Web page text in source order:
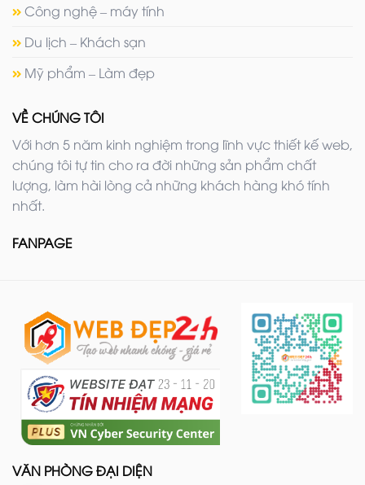
Công nghệ – máy tính
Du lịch – Khách sạn
Mỹ phẩm – Làm đẹp
VỀ CHÚNG TÔI
Với hơn 5 năm kinh nghiệm trong lĩnh vực thiết kế web,
chúng tôi tự tin cho ra đời những sản phẩm chất
lượng, làm hài lòng cả những khách hàng khó tính
nhất.
FANPAGE
VĂN PHÒNG ĐẠI DIỆN